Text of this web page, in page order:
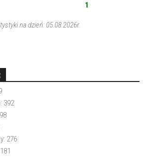
1
na dzień: 05.08.2026r.
392
276